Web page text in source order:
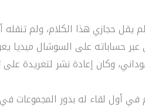
يقل حجازي هذا الكلام، ولم تنقله
حساباته على السوشال ميديا يعود
وكان إعادة نشر لتغريدة